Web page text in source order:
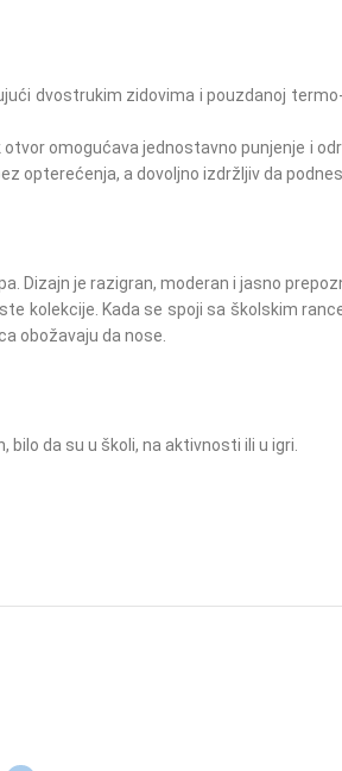
dvostrukim zidovima i pouzdanoj
omogućava jednostavno punjenje i
opterećenja, a dovoljno izdržljiv da
Dizajn je razigran, moderan i jasno
kolekcije. Kada se spoji sa školskim
obožavaju da nose.
bilo da su u školi, na aktivnosti ili u igri.